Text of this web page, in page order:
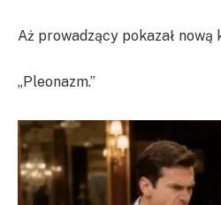
Aż prowadzący pokazał nową
„Pleonazm.”